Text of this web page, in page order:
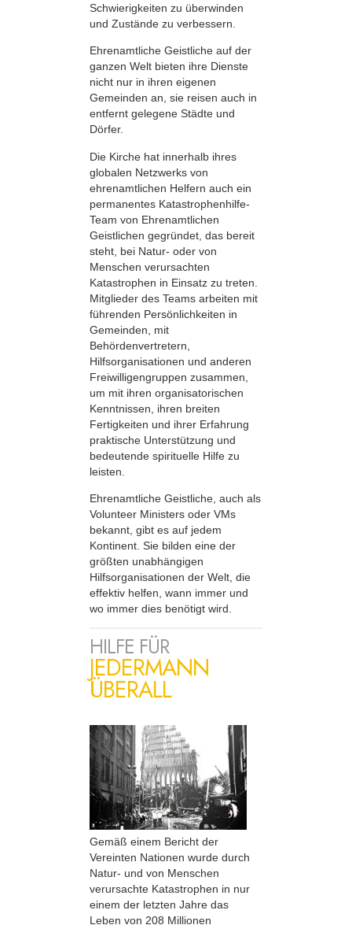
Schwierigkeiten zu überwinden
und Zustände zu verbessern.
Ehrenamtliche Geistliche auf der
ganzen Welt bieten ihre Dienste
nicht nur in ihren eigenen
Gemeinden an, sie reisen auch in
entfernt gelegene Städte und
Dörfer.
Die Kirche hat innerhalb ihres
globalen Netzwerks von
ehrenamtlichen Helfern auch ein
permanentes Katastrophenhilfe-
Team von Ehrenamtlichen
Geistlichen gegründet, das bereit
steht, bei Natur- oder von
Menschen verursachten
Katastrophen in Einsatz zu treten.
Mitglieder des Teams arbeiten mit
führenden Persönlichkeiten in
Gemeinden, mit
Behördenvertretern,
Hilfsorganisationen und anderen
Freiwilligengruppen zusammen,
um mit ihren organisatorischen
Kenntnissen, ihren breiten
Fertigkeiten und ihrer Erfahrung
praktische Unterstützung und
bedeutende spirituelle Hilfe zu
leisten.
Ehrenamtliche Geistliche, auch als
Volunteer Ministers oder VMs
bekannt, gibt es auf jedem
Kontinent. Sie bilden eine der
größten unabhängigen
Hilfsorganisationen der Welt, die
effektiv helfen, wann immer und
wo immer dies benötigt wird.
HILFE FÜR
JEDERMANN
ÜBERALL
Gemäß einem Bericht der
Vereinten Nationen wurde durch
Natur- und von Menschen
verursachte Katastrophen in nur
einem der letzten Jahre das
Leben von 208 Millionen